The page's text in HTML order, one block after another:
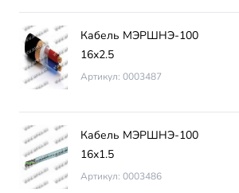
Кабель МЭРШНЭ-100
16х2.5
Артикул: 0003487
Кабель МЭРШНЭ-100
16х1.5
Артикул: 0003486